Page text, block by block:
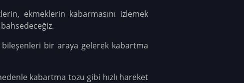
ekmeklerin kabarmasını izlemek
bir araya gelerek kabartma
kabartma tozu gibi hızlı hareket